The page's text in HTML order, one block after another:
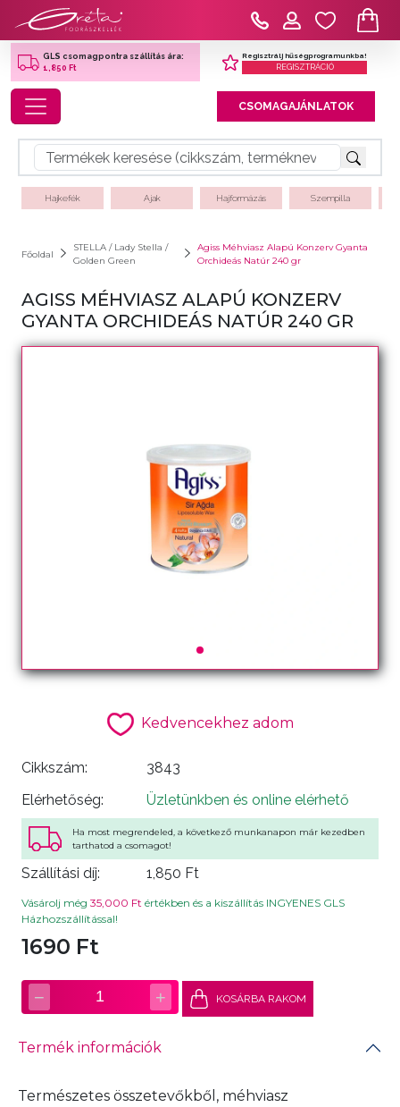
GLS csomagpontra szállítás ára:
1,850 Ft
Regisztrálj hűségprogramunkba!
REGISZTRÁCIÓ
Toggle navigation CSOMAGAJÁNLATOK
Hajkefék Ajak Hajformázás Szempilla
Főoldal
STELLA / Lady Stella /
Golden Green
Agiss Méhviasz Alapú Konzerv Gyanta
Orchideás Natúr 240 gr
AGISS MÉHVIASZ ALAPÚ KONZERV
GYANTA ORCHIDEÁS NATÚR 240 GR
Kedvencekhez adom
Cikkszám:
3843
Elérhetőség:
Üzletünkben és online elérhető
Ha most megrendeled, a következő munkanapon már kezedben
tarthatod a csomagot!
Szállítási díj: 1,850 Ft
Vásárolj még 35,000 Ft értékben és a kiszállítás INGYENES GLS
Házhozszállítással!
1690 Ft
− 1 + KOSÁRBA RAKOM
Termék információk
Természetes összetevőkből, méhviasz